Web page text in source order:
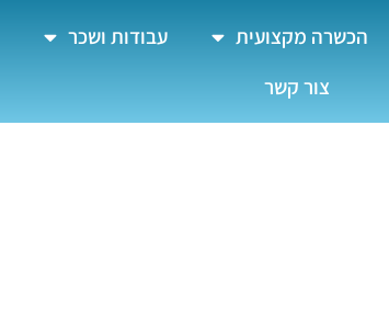
הכשרה מקצועית עבודות ושכר
צור קשר